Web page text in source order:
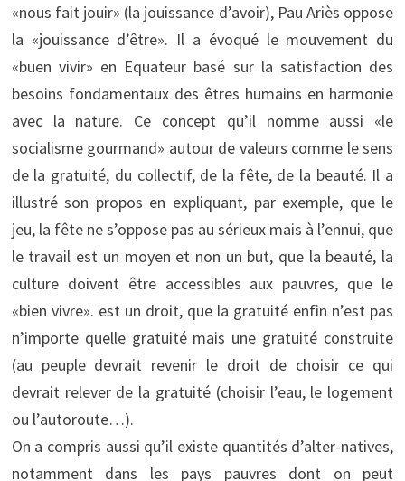
«nous fait jouir» (la jouissance d’avoir), Pau Ariès oppose
la «jouissance d’être». Il a évoqué le mouvement du
«buen vivir» en Equateur basé sur la satisfaction des
besoins fondamentaux des êtres humains en harmonie
avec la nature. Ce concept qu’il nomme aussi «le
socialisme gourmand» autour de valeurs comme le sens
de la gratuité, du collectif, de la fête, de la beauté. Il a
illustré son propos en expliquant, par exemple, que le
jeu, la fête ne s’oppose pas au sérieux mais à l’ennui, que
le travail est un moyen et non un but, que la beauté, la
culture doivent être accessibles aux pauvres, que le
«bien vivre». est un droit, que la gratuité enfin n’est pas
n’importe quelle gratuité mais une gratuité construite
(au peuple devrait revenir le droit de choisir ce qui
devrait relever de la gratuité (choisir l’eau, le logement
ou l’autoroute…).
On a compris aussi qu’il existe quantités d’alter-natives,
notamment dans les pays pauvres dont on peut